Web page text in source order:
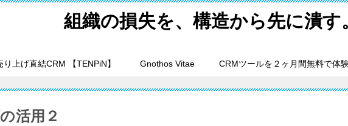
組織の損失を、構造から先に潰す
り上げ直結CRM 【TENPiN】 Gnothos Vitae CRMツールを２ヶ月間無料で体
活用２